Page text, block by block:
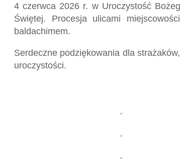
4 czerwca 2026 r. w Uroczystość
Świętej. Procesja ulicami
baldachimem.
Serdeczne podziękowania dla
uroczystości.